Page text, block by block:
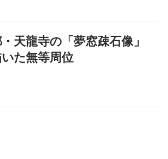
天龍寺の「夢窓疎石像」
た無等周位